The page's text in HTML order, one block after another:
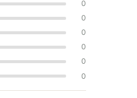
0
0
0
0
0
0